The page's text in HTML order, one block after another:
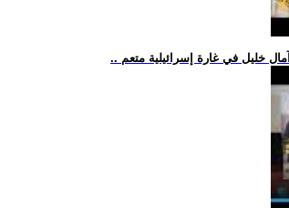
خليل في غارة إسرائيلية متعم